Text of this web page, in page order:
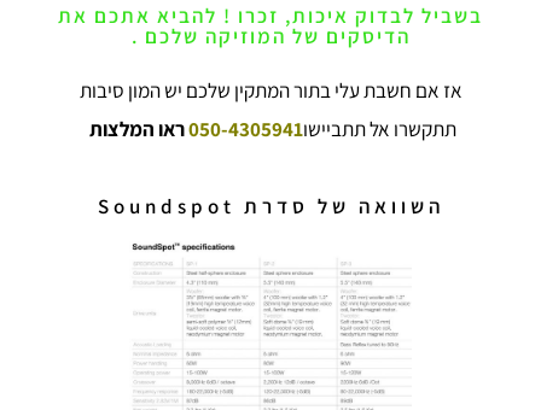
בשביל לבדוק איכות, זכרו ! להביא אתכם את
הדיסקים של המוזיקה שלכם .​
אז אם חשבת עלי בתור המתקין שלכם יש המון סיבות
תתקשרו אל תתביישו050-4305941ראו המלצות
השוואה של סדרת Soundspot